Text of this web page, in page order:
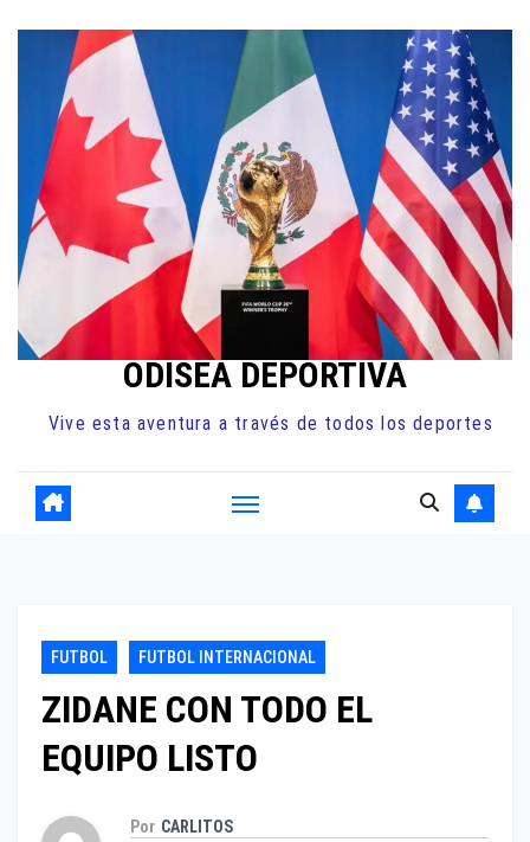
contenido
ODISEA DEPORTIVA
Vive esta aventura a través de todos los deportes
FUTBOL FUTBOL INTERNACIONAL
ZIDANE CON TODO EL
EQUIPO LISTO
Por CARLITOS